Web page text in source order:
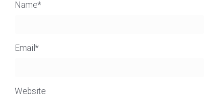
Name*
Email *
Website